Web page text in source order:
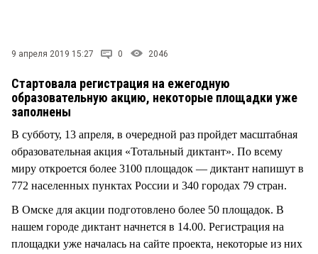
9 апреля 2019 15:27 0 2046
Стартовала регистрация на ежегодную
образовательную акцию, некоторые площадки уже
заполнены
В субботу, 13 апреля, в очередной раз пройдет масштабная
образовательная акция «Тотальный диктант». По всему
миру откроется более 3100 площадок — диктант напишут в
772 населенных пунктах России и 340 городах 79 стран.
В Омске для акции подготовлено более 50 площадок. В
нашем городе диктант начнется в 14.00. Регистрация на
площадки уже началась на сайте проекта, некоторые из них